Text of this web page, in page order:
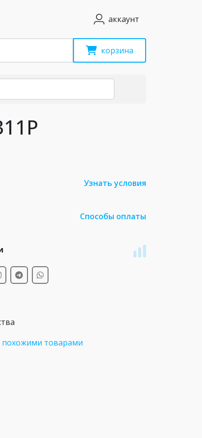
аккаунт
корзина
Узнать условия
Способы оплаты
похожими товарами